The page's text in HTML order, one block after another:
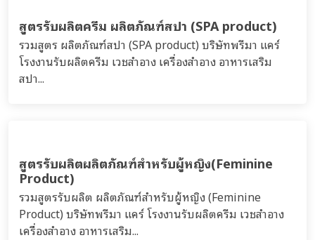
สูตรรับผลิตครีม ผลิตภัณฑ์สปา (SPA product)
รวมสูตร ผลิตภัณฑ์สปา (SPA product) บริษัทพรีมา แคร์
โรงงานรับผลิตครีม เวชสำอาง เครื่องสำอาง อาหารเสริม
สปา...
สูตรรับผลิตผลิตภัณฑ์สำหรับผู้หญิง(Feminine
Product)
รวมสูตรรับผลิต ผลิตภัณฑ์สำหรับผู้หญิง (Feminine
Product) บริษัทพรีมา แคร์ โรงงานรับผลิตครีม เวชสำอาง
เครื่องสำอาง อาหารเสริม...